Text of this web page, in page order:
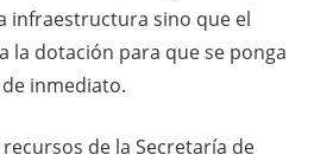
infraestructura sino que el
la dotación para que se ponga
inmediato.
de la Secretaría de